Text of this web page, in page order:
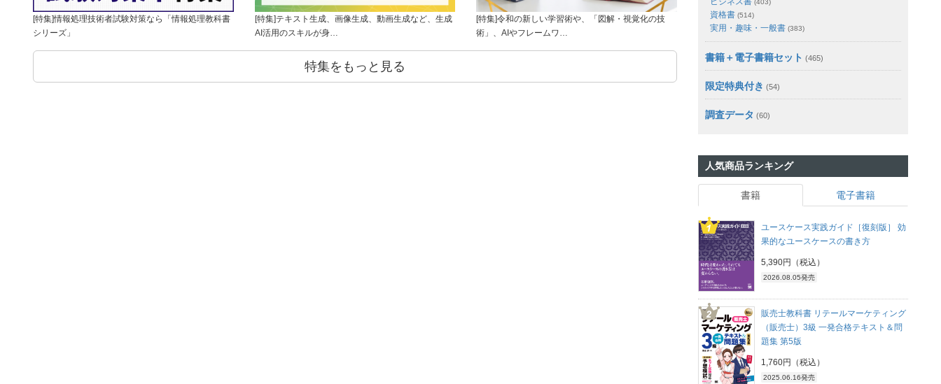
[特集]情報処理技術者試験対策なら「情報処理教科書
シリーズ」
[特集]テキスト生成、画像生成、動画生成など、生成
AI活用のスキルが身…
[特集]令和の新しい学習術や、「図解・視覚化の技
術」、AIやフレームワ…
特集をもっと見る
(403)
資格書 (514)
実用・趣味・一般書 (383)
書籍＋電子書籍セット (465)
限定特典付き (54)
調査データ (60)
人気商品ランキング
書籍 電子書籍
ユースケース実践ガイド［復刻版］ 効
果的なユースケースの書き方
5,390円（税込）
2026.08.05発売
販売士教科書 リテールマーケティング
（販売士）3級 一発合格テキスト＆問
題集 第5版
1,760円（税込）
2025.06.16発売